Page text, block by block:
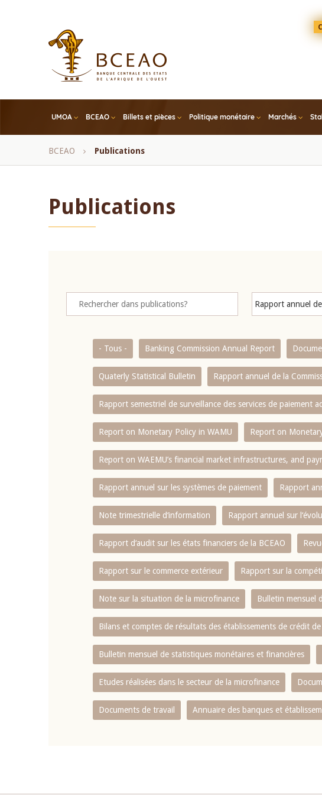
UMOA BCEAO Billets et pièces Politique monétaire Marchés
Fil
BCEAO Publications
Publications
- Tous - Banking Commission Annual Report
Quaterly Statistical Bulletin Rapport annuel de la
Rapport semestriel de surveillance des services de paiement
Report on Monetary Policy in WAMU Report on
Report on WAEMU’s financial market infrastructures, and
Rapport annuel sur les systèmes de paiement Rapport
Note trimestrielle d‘information Rapport annuel sur
Rapport d‘audit sur les états financiers de la BCEAO
Rapport sur le commerce extérieur Rapport sur la
Note sur la situation de la microfinance Bulletin mensuel
Bilans et comptes de résultats des établissements de crédit de
Bulletin mensuel de statistiques monétaires et financières
Etudes réalisées dans le secteur de la microfinance
Documents de travail Annuaire des banques et